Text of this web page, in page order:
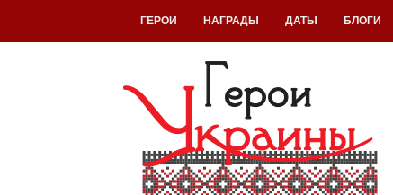
ГЕРОИ НАГРАДЫ ДАТЫ БЛОГИ